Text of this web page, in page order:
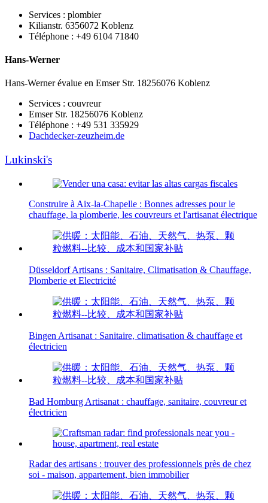
Services : plombier
Kilianstr. 6356072 Koblenz
Téléphone : +49 6104 71840
Hans-Werner
Hans-Werner évalue en Emser Str. 18256076 Koblenz
Services : couvreur
Emser Str. 18256076 Koblenz
Téléphone : +49 531 335929
Dachdecker-zeuzheim.de
Lukinski's
Construire à Aix-la-Chapelle : Bonnes adresses pour le
chauffage, la plomberie, les couvreurs et l'artisanat électrique
Düsseldorf Artisans : Sanitaire, Climatisation & Chauffage,
Plomberie et Electricité
Bingen Artisanat : Sanitaire, climatisation & chauffage et
électricien
Bad Homburg Artisanat : chauffage, sanitaire, couvreur et
électricien
Radar des artisans : trouver des professionnels près de chez
soi - maison, appartement, bien immobilier